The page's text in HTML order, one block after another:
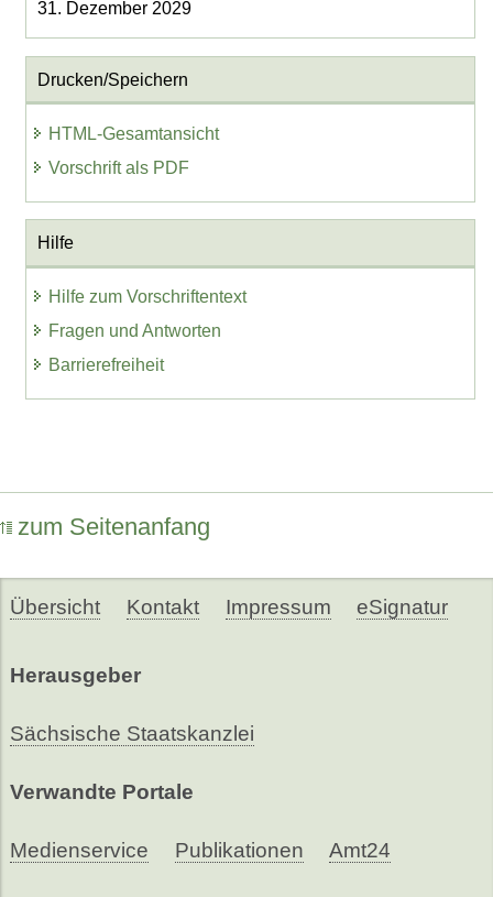
31. Dezember 2029
Drucken/Speichern
HTML-Gesamtansicht
Vorschrift als PDF
Hilfe
Hilfe zum Vorschriftentext
Fragen und Antworten
Barrierefreiheit
zum Seitenanfang
Übersicht Kontakt Impressum eSignatur
Herausgeber
Sächsische Staatskanzlei
Verwandte Portale
Medienservice Publikationen Amt24